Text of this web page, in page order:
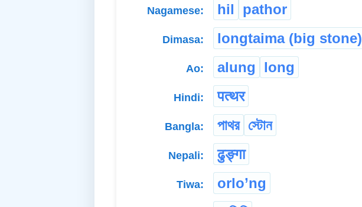
Nagamese: hil pathor
Dimasa: longtaima (big stone)
Ao: alung long
Hindi: पत्थर
Bangla: পাথর স্টোন
Nepali: ढुङ्गा
Tiwa: orlo’ng